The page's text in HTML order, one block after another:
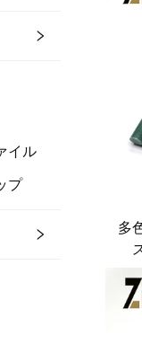
イル
プ
多